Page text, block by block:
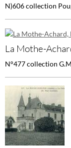
N)606 collection
La Mothe-
N°477 collection